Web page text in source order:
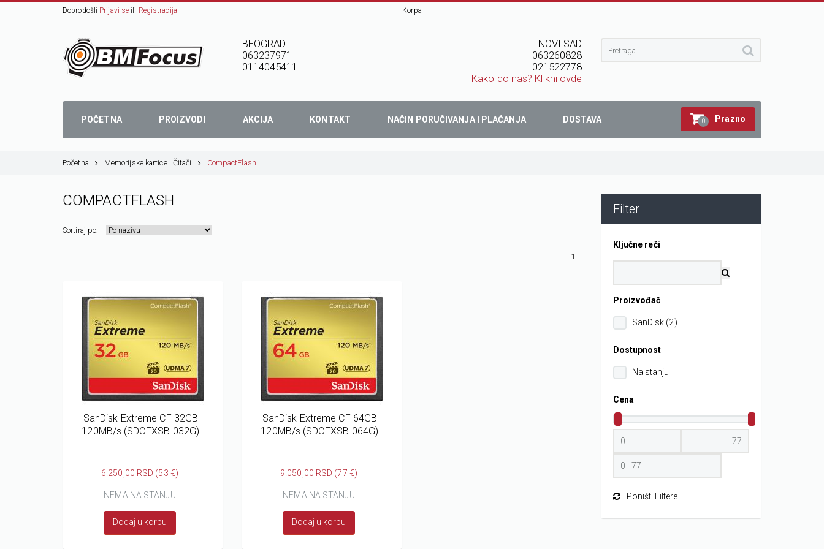
Dobrodošli Prijavi se ili Registracija Korpa
BEOGRAD
063237971
0114045411
NOVI SAD
063260828
021522778
Kako do nas? Klikni ovde
POČETNA PROIZVODI AKCIJA KONTAKT NAČIN PORUČIVANJA I PLAĆANJA DOSTAVA 0 Prazno
Početna Memorijske kartice i Čitači CompactFlash
COMPACTFLASH
Sortiraj po:
1
SanDisk Extreme CF 32GB
120MB/s (SDCFXSB-032G)
6.250,00 RSD (53 €)
NEMA NA STANJU
Dodaj u korpu
SanDisk Extreme CF 64GB
120MB/s (SDCFXSB-064G)
9.050,00 RSD (77 €)
NEMA NA STANJU
Dodaj u korpu
Filter
Ključne reči
Proizvođač
SanDisk (2)
Dostupnost
Na stanju
Cena
Poništi Filtere